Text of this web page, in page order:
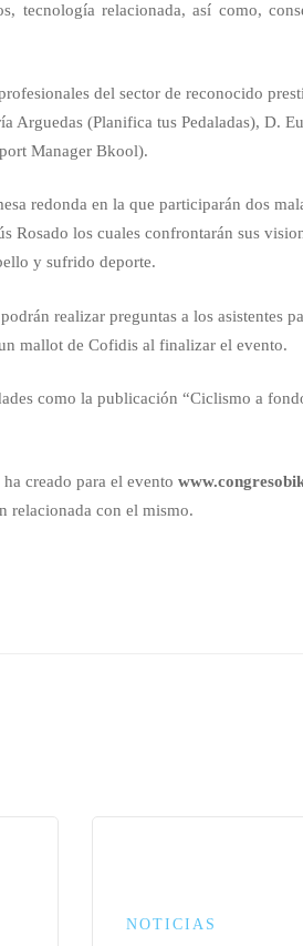
tecnología relacionada, así como,
del sector de reconocido
Arguedas (Planifica tus Pedaladas), D.
Manager Bkool).
redonda en la que participarán dos
Rosado los cuales confrontarán sus
y sufrido deporte.
realizar preguntas a los asistentes
mallot de Cofidis al finalizar el evento.
como la publicación “Ciclismo a
creado para el evento
relacionada con el mismo.
NOTICIAS